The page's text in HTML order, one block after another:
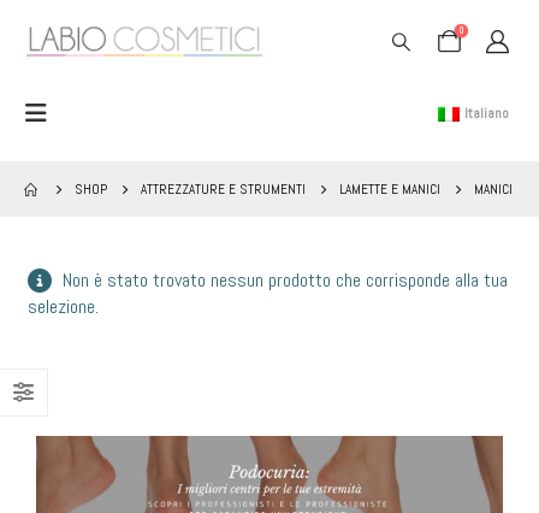
0
Italiano
SHOP ATTREZZATURE E STRUMENTI LAMETTE E MANICI MANICI
Non è stato trovato nessun prodotto che corrisponde alla tua
selezione.
BANNER PODOCURIA